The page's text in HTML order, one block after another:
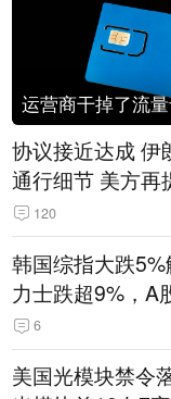
协议接近达成 伊
通行细节 美方再
120
韩国综指大跌
力士跌超9%，A
开 6
美国光模块禁令